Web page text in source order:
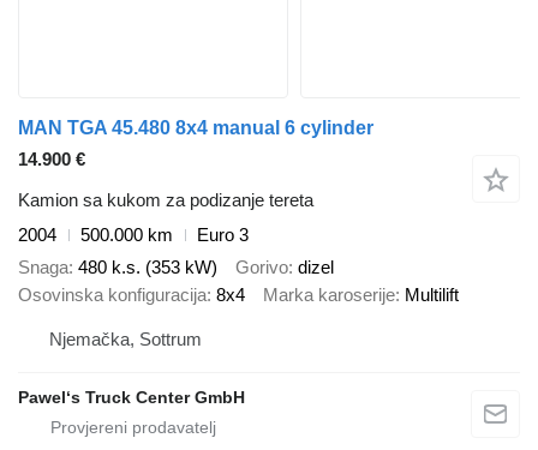
MAN TGA 45.480 8x4 manual 6 cylinder
14.900 €
Kamion sa kukom za podizanje tereta
2004
500.000 km
Euro 3
Snaga 480 k.s. (353 kW) Gorivo dizel
Osovinska konfiguracija 8x4 Marka karoserije Multilift
Njemačka, Sottrum
Pawel‘s Truck Center GmbH